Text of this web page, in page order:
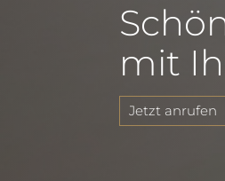
mit
Jetzt anrufen